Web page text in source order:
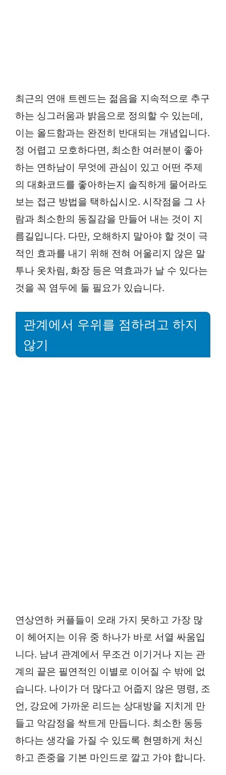
최근의 연애 트렌드는 젊음을 지속적으로 추구
하는 싱그러움과 밝음으로 정의할 수 있는데,
이는 올드함과는 완전히 반대되는 개념입니다.
정 어렵고 모호하다면, 최소한 여러분이 좋아
하는 연하남이 무엇에 관심이 있고 어떤 주제
의 대화코드를 좋아하는지 솔직하게 물어라도
보는 접근 방법을 택하십시오. 시작점을 그 사
람과 최소한의 동질감을 만들어 내는 것이 지
름길입니다. 다만, 오해하지 말아야 할 것이 극
적인 효과를 내기 위해 전혀 어울리지 않은 말
투나 옷차림, 화장 등은 역효과가 날 수 있다는
것을 꼭 염두에 둘 필요가 있습니다.
관계에서 우위를 점하려고 하지
않기
연상연하 커플들이 오래 가지 못하고 가장 많
이 헤어지는 이유 중 하나가 바로 서열 싸움입
니다. 남녀 관계에서 무조건 이기거나 지는 관
계의 끝은 필연적인 이별로 이어질 수 밖에 없
습니다. 나이가 더 많다고 어줍지 않은 명령, 조
언, 강요에 가까운 리드는 상대방을 지치게 만
들고 악감정을 싹트게 만듭니다. 최소한 동등
하다는 생각을 가질 수 있도록 현명하게 처신
하고 존중을 기본 마인드로 깔고 가야 합니다.